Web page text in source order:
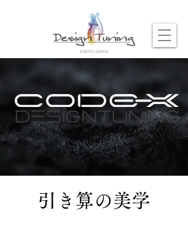
引き算の美学